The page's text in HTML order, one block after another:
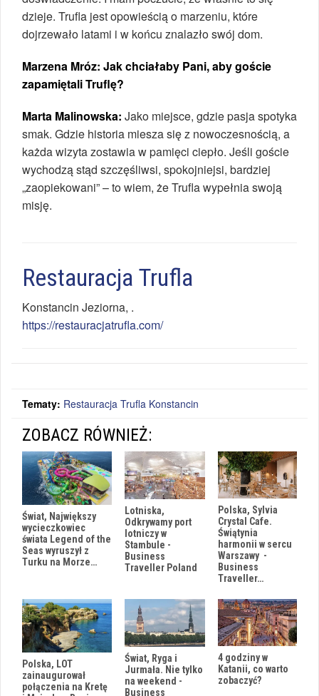
dzieje. Trufla jest opowieścią o marzeniu, które
dojrzewało latami i w końcu znalazło swój dom.
Marzena Mróz: Jak chciałaby Pani, aby goście
zapamiętali Truflę?
Marta Malinowska: Jako miejsce, gdzie pasja spotyka
smak. Gdzie historia miesza się z nowoczesnością, a
każda wizyta zostawia w pamięci ciepło. Jeśli goście
wychodzą stąd szczęśliwsi, spokojniejsi, bardziej
„zaopiekowani” – to wiem, że Trufla wypełnia swoją
misję.
Restauracja Trufla
Konstancin Jeziorna, .
https://restauracjatrufla.com/
Tematy: Restauracja Trufla Konstancin
ZOBACZ RÓWNIEŻ:
Świat, Największy
wycieczkowiec
świata Legend of the
Seas wyruszył z
Turku na Morze…
Lotniska,
Odkrywamy port
lotniczy w
Stambule -
Business
Traveller Poland
Polska, Sylvia
Crystal Cafe.
Świątynia
harmonii w sercu
Warszawy -
Business
Traveller…
Polska, LOT
zainaugurował
połączenia na Kretę
Świat, Ryga i
Jurmała. Nie tylko
na weekend -
Business
4 godziny w
Katanii, co warto
zobaczyć?